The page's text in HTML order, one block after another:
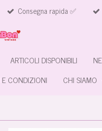
Consegna rapida ✅
ARTICOLI DISPONIBILI
E CONDIZIONI
CHI SIAMO